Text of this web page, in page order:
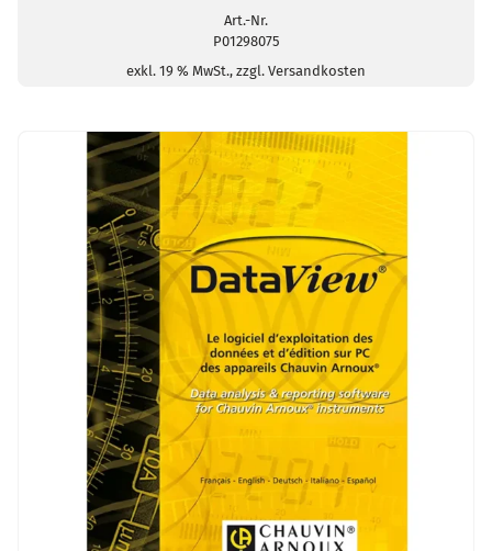
60mm
Menge
Art.-Nr.
P01298075
exkl. 19 % MwSt., zzgl. Versandkosten